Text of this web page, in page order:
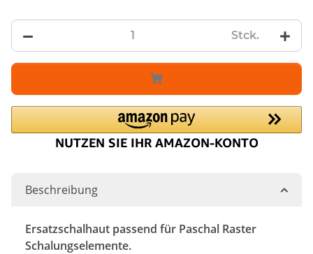
Stck.
Beschreibung
Ersatzschalhaut passend für Paschal Raster
Schalungselemente.